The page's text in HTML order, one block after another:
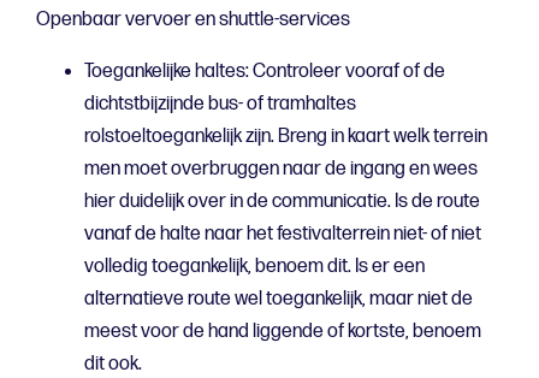
Openbaar vervoer en shuttle-services
Toegankelijke haltes: Controleer vooraf of de
dichtstbijzijnde bus- of tramhaltes
rolstoeltoegankelijk zijn. Breng in kaart welk terrein
men moet overbruggen naar de ingang en wees
hier duidelijk over in de communicatie. Is de route
vanaf de halte naar het festivalterrein niet- of niet
volledig toegankelijk, benoem dit. Is er een
alternatieve route wel toegankelijk, maar niet de
meest voor de hand liggende of kortste, benoem
dit ook.